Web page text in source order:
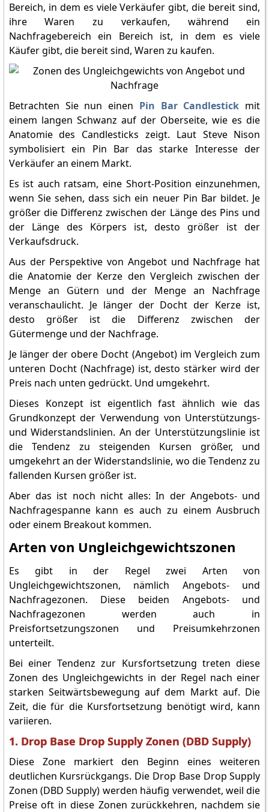
Bereich, in dem es viele Verkäufer gibt, die bereit sind,
ihre Waren zu verkaufen, während ein
Nachfragebereich ein Bereich ist, in dem es viele
Käufer gibt, die bereit sind, Waren zu kaufen.
Betrachten Sie nun einen Pin Bar Candlestick mit
einem langen Schwanz auf der Oberseite, wie es die
Anatomie des Candlesticks zeigt. Laut Steve Nison
symbolisiert ein Pin Bar das starke Interesse der
Verkäufer an einem Markt.
Es ist auch ratsam, eine Short-Position einzunehmen,
wenn Sie sehen, dass sich ein neuer Pin Bar bildet. Je
größer die Differenz zwischen der Länge des Pins und
der Länge des Körpers ist, desto größer ist der
Verkaufsdruck.
Aus der Perspektive von Angebot und Nachfrage hat
die Anatomie der Kerze den Vergleich zwischen der
Menge an Gütern und der Menge an Nachfrage
veranschaulicht. Je länger der Docht der Kerze ist,
desto größer ist die Differenz zwischen der
Gütermenge und der Nachfrage.
Je länger der obere Docht (Angebot) im Vergleich zum
unteren Docht (Nachfrage) ist, desto stärker wird der
Preis nach unten gedrückt. Und umgekehrt.
Dieses Konzept ist eigentlich fast ähnlich wie das
Grundkonzept der Verwendung von Unterstützungs-
und Widerstandslinien. An der Unterstützungslinie ist
die Tendenz zu steigenden Kursen größer, und
umgekehrt an der Widerstandslinie, wo die Tendenz zu
fallenden Kursen größer ist.
Aber das ist noch nicht alles: In der Angebots- und
Nachfragespanne kann es auch zu einem Ausbruch
oder einem Breakout kommen.
Arten von Ungleichgewichtszonen
Es gibt in der Regel zwei Arten von
Ungleichgewichtszonen, nämlich Angebots- und
Nachfragezonen. Diese beiden Angebots- und
Nachfragezonen werden auch in
Preisfortsetzungszonen und Preisumkehrzonen
unterteilt.
Bei einer Tendenz zur Kursfortsetzung treten diese
Zonen des Ungleichgewichts in der Regel nach einer
starken Seitwärtsbewegung auf dem Markt auf. Die
Zeit, die für die Kursfortsetzung benötigt wird, kann
variieren.
1. Drop Base Drop Supply Zonen (DBD Supply)
Diese Zone markiert den Beginn eines weiteren
deutlichen Kursrückgangs. Die Drop Base Drop Supply
Zonen (DBD Supply) werden häufig verwendet, weil die
Preise oft in diese Zonen zurückkehren, nachdem sie